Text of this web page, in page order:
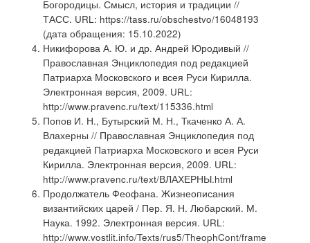
Богородицы. Смысл, история и традиции //
ТАСС. URL: https://tass.ru/obschestvo/16048193
(дата обращения: 15.10.2022)
Никифорова А. Ю. и др. Андрей Юродивый //
Православная Энциклопедия под редакцией
Патриарха Московского и всея Руси Кирилла.
Электронная версия, 2009. URL:
http://www.pravenc.ru/text/115336.html
Попов И. Н., Бутырский М. Н., Ткаченко А. А.
Влахерны // Православная Энциклопедия под
редакцией Патриарха Московского и всея Руси
Кирилла. Электронная версия, 2009. URL:
http://www.pravenc.ru/text/ВЛАХЕРНЫ.html
Продолжатель Феофана. Жизнеописания
византийских царей / Пер. Я. Н. Любарский. М.
Наука. 1992. Электронная версия. URL:
http://www.vostlit.info/Texts/rus5/TheophCont/frame